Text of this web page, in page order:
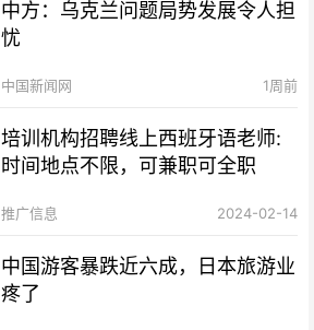
中方：乌克兰问题局势发展令人担
忧
中国新闻网 1周前
培训机构招聘线上西班牙语老师:
时间地点不限，可兼职可全职
推广信息 2024-02-14
中国游客暴跌近六成，日本旅游业
疼了